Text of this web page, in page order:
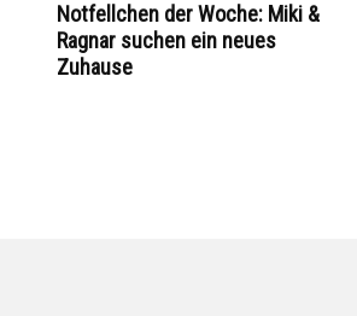
Notfellchen der Woche: Miki &
Ragnar suchen ein neues
Zuhause